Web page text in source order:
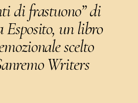
di frastuono” di
Esposito, un libro
scelto
Writers